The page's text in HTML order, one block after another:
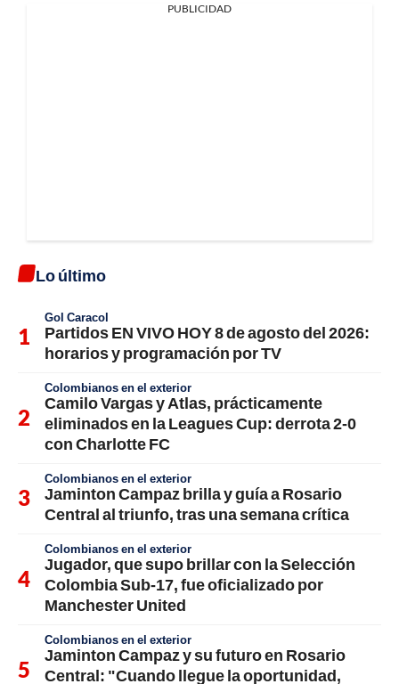
PUBLICIDAD
Lo último
Gol Caracol
Partidos EN VIVO HOY 8 de agosto del 2026:
horarios y programación por TV
Colombianos en el exterior
Camilo Vargas y Atlas, prácticamente
eliminados en la Leagues Cup: derrota 2-0
con Charlotte FC
Colombianos en el exterior
Jaminton Campaz brilla y guía a Rosario
Central al triunfo, tras una semana crítica
Colombianos en el exterior
Jugador, que supo brillar con la Selección
Colombia Sub-17, fue oficializado por
Manchester United
Colombianos en el exterior
Jaminton Campaz y su futuro en Rosario
Central: "Cuando llegue la oportunidad,